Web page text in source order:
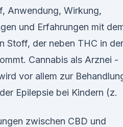
Anwendung, Wirkung,
und Erfahrungen mit
Stoff, der neben THC in der
Cannabis als Arznei -
vor allem zur
Epilepsie bei Kindern (z.
zwischen CBD und